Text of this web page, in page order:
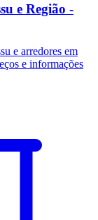
e Região -
e arredores em
e informações